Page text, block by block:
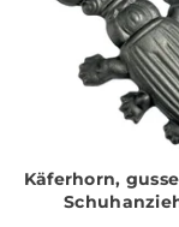
Käferhorn,